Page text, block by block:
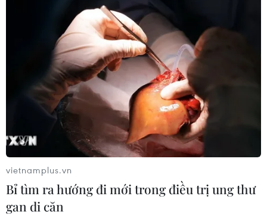
vietnamplus.vn
Bỉ tìm ra hướng đi mới trong điều trị ung thư
gan di căn